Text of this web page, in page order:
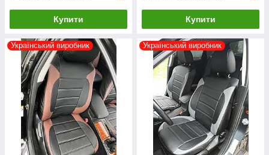
Купити Купити
Український виробник Український виробник